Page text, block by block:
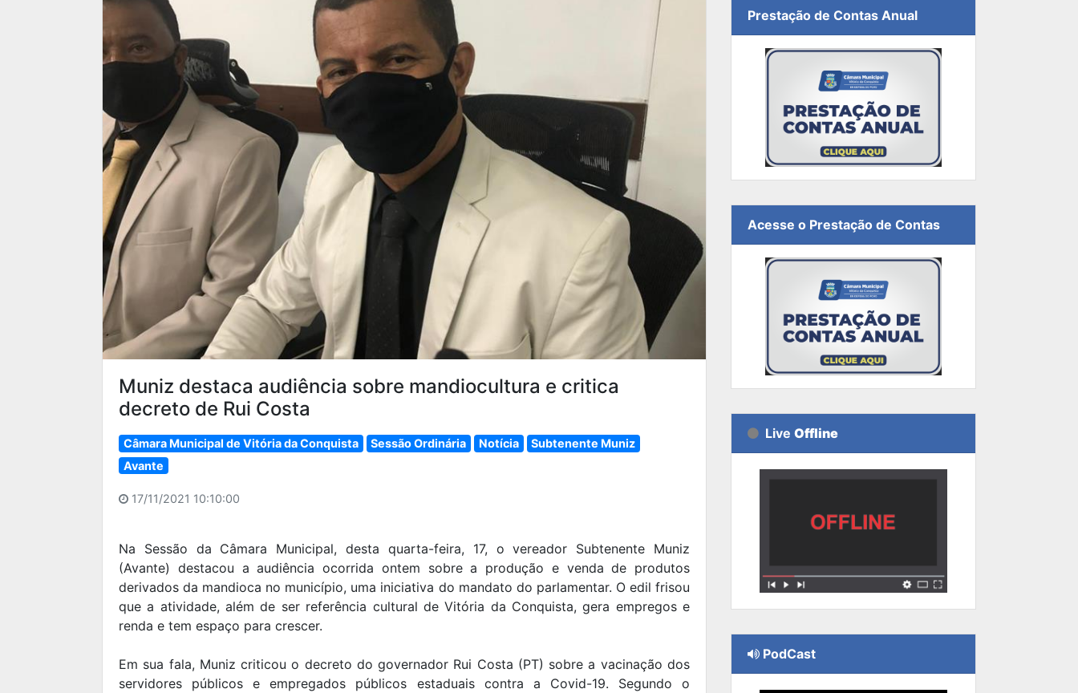
Muniz destaca audiência sobre mandiocultura e critica
decreto de Rui Costa
Câmara Municipal de Vitória da Conquista Sessão Ordinária Notícia
Subtenente Muniz
Avante
17/11/2021 10:10:00
Na Sessão da Câmara Municipal, desta quarta-feira, 17, o vereador Subtenente Muniz
(Avante) destacou a audiência ocorrida ontem sobre a produção e venda de produtos
derivados da mandioca no município, uma iniciativa do mandato do parlamentar. O edil frisou
que a atividade, além de ser referência cultural de Vitória da Conquista, gera empregos e
renda e tem espaço para crescer.
Em sua fala, Muniz criticou o decreto do governador Rui Costa (PT) sobre a vacinação dos
servidores públicos e empregados públicos estaduais contra a Covid-19. Segundo o
Prestação de Contas Anual
Acesse o Prestação de Contas
Live Offline
PodCast